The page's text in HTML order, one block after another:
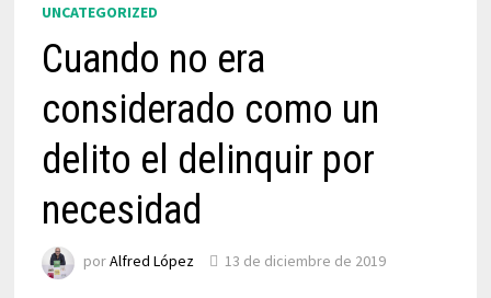
UNCATEGORIZED
Cuando no era
considerado como un
delito el delinquir por
necesidad
porAlfred López 13 de diciembre de 2019